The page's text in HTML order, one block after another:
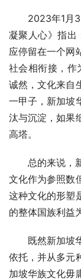
2023年1月
凝聚人心》指出
应停留在一个网
社会相衔接，作
诚然，文化来自
一甲子，新加坡
汰与沉淀，如果
高塔。
总的来说，
文化作为参照数
这种文化的形塑
的整体国族利益
既然新加坡
依托，并从多元
加坡华族文化毋